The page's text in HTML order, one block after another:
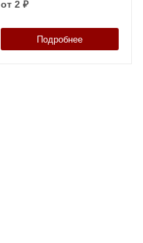
от 2 ₽
Подробнее